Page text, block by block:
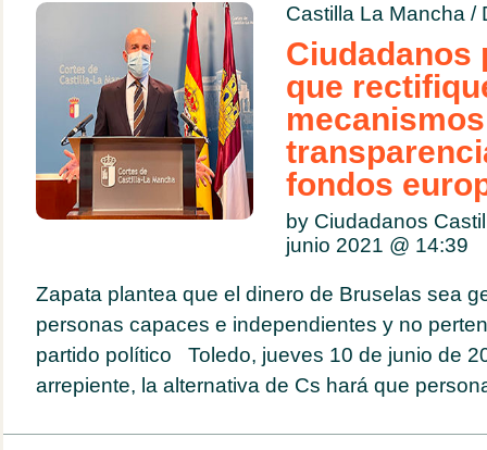
Castilla La Mancha /
Ciudadanos
que
fondos
by Ciudadanos
junio 2021 @ 14:39
Zapata plantea que el dinero de Bruselas sea
personas capaces e independientes y no
partido político Toledo, jueves 10 de junio de
arrepiente, la alternativa de Cs hará que